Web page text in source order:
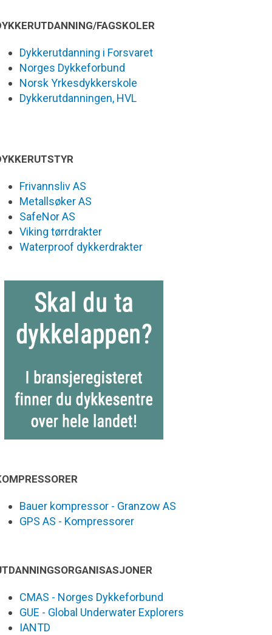
FAGSKOLER
Dykkerutdanning i Forsvaret
Norges Dykkeforbund
Norsk Yrkesdykkerskole
Dykkerutdanningen, HVL
Frivannsliv AS
Metallsøker AS
SafeNor AS
Viking tørrdrakter
Waterproof dykkerdrakter
Bauer kompressor - Granzow AS
GPS AS - Kompressorer
CMAS - Norges Dykkeforbund
GUE - Global Underwater Explorers
IANTD